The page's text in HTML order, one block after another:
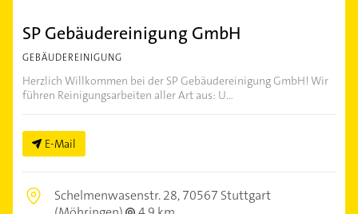
SP Gebäudereinigung GmbH
GEBÄUDEREINIGUNG
Herzlich Willkommen bei der SP Gebäudereinigung GmbH! Wir
führen Reinigungsarbeiten aller Art aus: U...
E-Mail
Schelmenwasenstr. 28,70567 Stuttgart